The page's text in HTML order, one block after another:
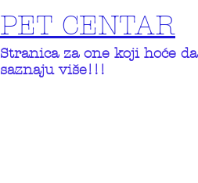
PET CENTAR
Stranica za one koji hoće da
saznaju više!!!